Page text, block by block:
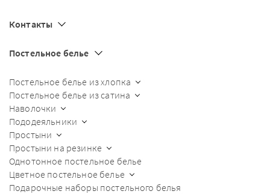
Контакты
Постельное белье
Постельное белье из хлопка
Постельное белье из сатина
Наволочки
Пододеяльники
Простыни
Простыни на резинке
Однотонное постельное белье
Цветное постельное белье
Подарочные наборы постельного белья